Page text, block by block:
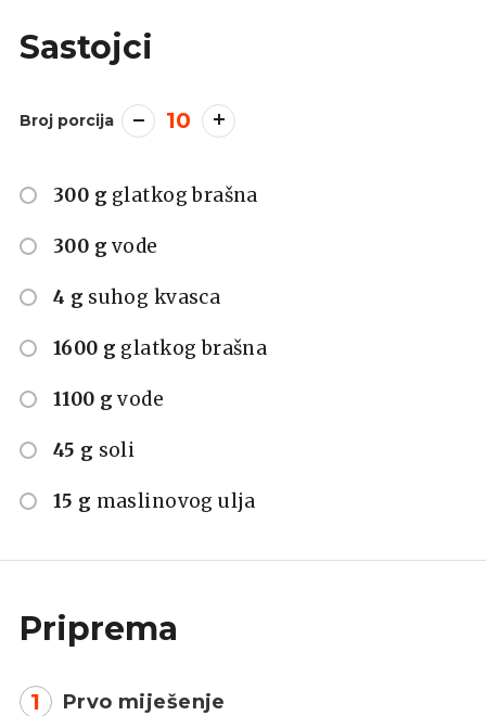
Sastojci
Broj porcija 10
300 g glatkog brašna
300 g vode
4 g suhog kvasca
1600 g glatkog brašna
1100 g vode
45 g soli
15 g maslinovog ulja
Priprema
1 Prvo miješenje